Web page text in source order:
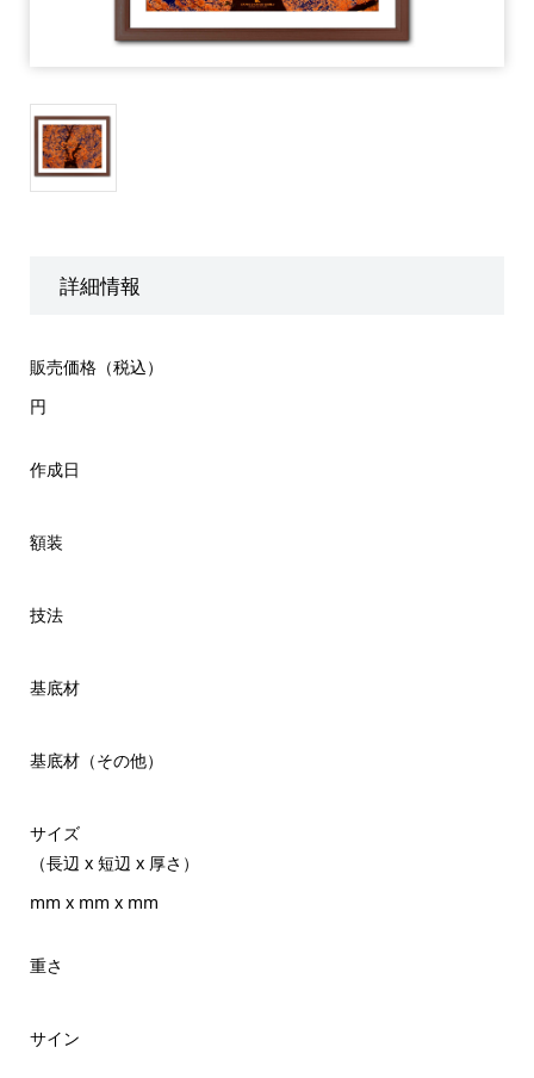
詳細情報
販売価格（税込）
円
作成日
額装
技法
基底材
基底材（その他）
サイズ
（長辺 x 短辺 x 厚さ）
mm x mm x mm
重さ
サイン